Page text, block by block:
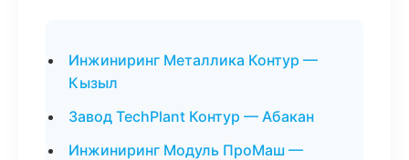
Инжиниринг Металлика Контур —
Кызыл
Завод TechPlant Контур — Абакан
Инжиниринг Модуль ПроМаш —